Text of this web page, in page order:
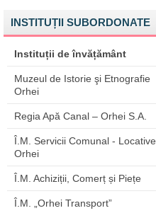
INSTITUȚII SUBORDONATE
Instituții de învățământ
Muzeul de Istorie şi Etnografie
Orhei
Regia Apă Canal – Orhei S.A.
Î.M. Servicii Comunal - Locative
Orhei
Î.M. Achiziții, Comerț și Piețe
Î.M. „Orhei Transport”